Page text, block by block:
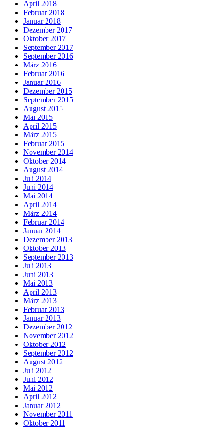
April 2018
Februar 2018
Januar 2018
Dezember 2017
Oktober 2017
September 2017
September 2016
März 2016
Februar 2016
Januar 2016
Dezember 2015
September 2015
August 2015
Mai 2015
April 2015
März 2015
Februar 2015
November 2014
Oktober 2014
August 2014
Juli 2014
Juni 2014
Mai 2014
April 2014
März 2014
Februar 2014
Januar 2014
Dezember 2013
Oktober 2013
September 2013
Juli 2013
Juni 2013
Mai 2013
April 2013
März 2013
Februar 2013
Januar 2013
Dezember 2012
November 2012
Oktober 2012
September 2012
August 2012
Juli 2012
Juni 2012
Mai 2012
April 2012
Januar 2012
November 2011
Oktober 2011